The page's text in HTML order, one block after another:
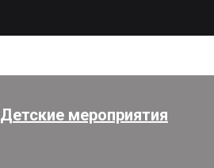
Детские мероприятия